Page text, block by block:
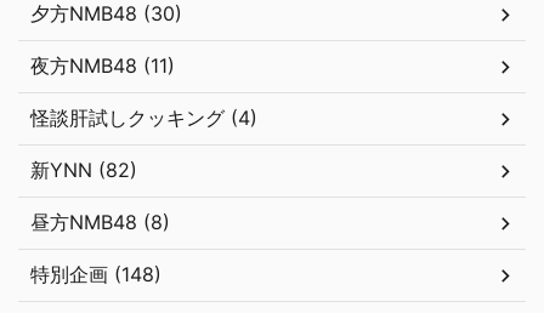
夕方NMB48 (30)
夜方NMB48 (11)
怪談肝試しクッキング (4)
新YNN (82)
昼方NMB48 (8)
特別企画 (148)